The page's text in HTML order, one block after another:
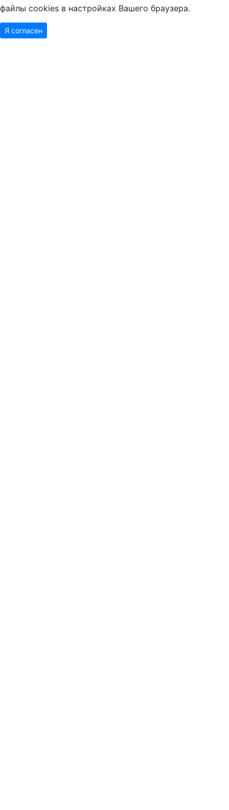
файлы cookies в настройках Вашего браузера.
Я согласен